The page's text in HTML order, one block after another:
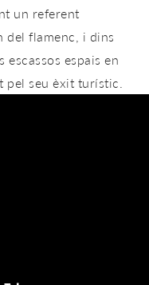
un referent
del flamenc, i dins
espais en
pel seu èxit turístic.